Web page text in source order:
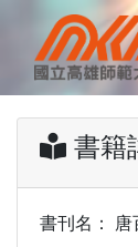
書籍
書刊名：
唐